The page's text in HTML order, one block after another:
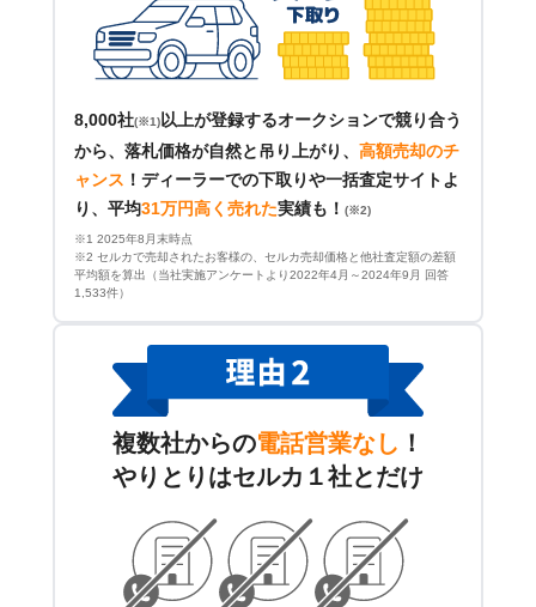
8,000社(※1) 以上が登録するオークションで競り合う
から、落札価格が自然と吊り上がり、 高額売却のチ
ャンス ！ ディーラーでの下取りや一括査定サイトよ
り、平均31万円高く売れた実績も！ (※2)
※1 2025年8月末時点
※2 セルカで売却されたお客様の、セルカ売却価格と他社査定額の差額
平均額を算出（当社実施アンケートより2022年4月～2024年9月 回答
1,533件）
複数社からの電話営業なし ！
やりとりはセルカ１社とだけ